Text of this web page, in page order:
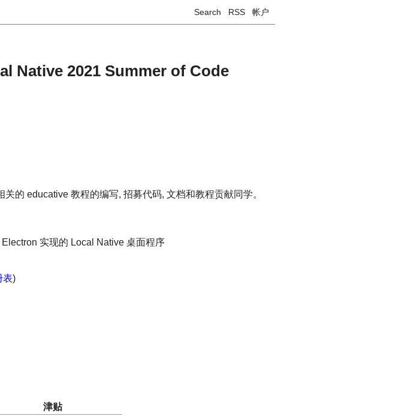
Search RSS 帐户
Native 2021 Summer of Code
的 educative 教程的编写, 招募代码, 文档和教程贡献同学。
实现的 Local Native 桌面程序
表)
津贴